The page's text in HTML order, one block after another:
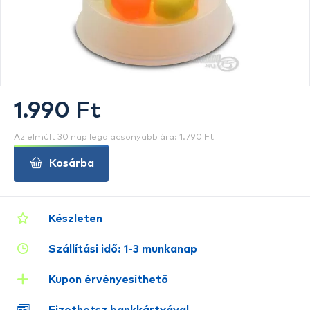
Készleten
Szállítási idő: 1-3 munkanap
Kupon érvényesíthető
1.990 Ft
Az elmúlt 30 nap legalacsonyabb ára: 1.790 Ft
Kosárba